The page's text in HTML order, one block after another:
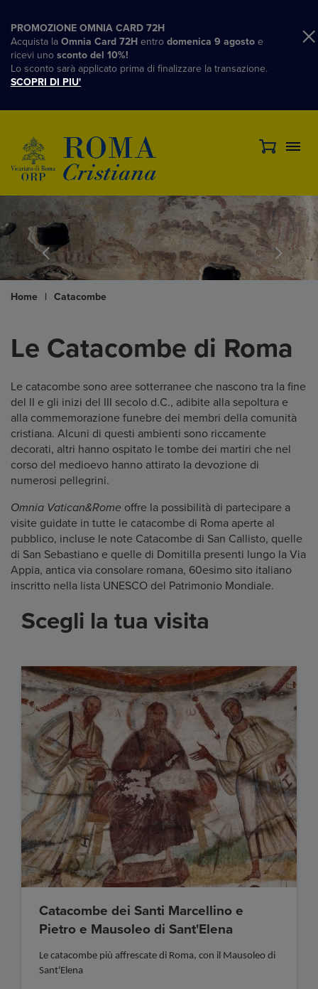
PROMOZIONE OMNIA CARD 72H
Acquista la Omnia Card 72H entro domenica 9 agosto e
ricevi uno sconto del 10%!
Lo sconto sarà applicato prima di finalizzare la transazione.
SCOPRI DI PIU'
Home | Catacombe
Le Catacombe di Roma
Le catacombe sono aree sotterranee che nascono tra la fine
del II e gli inizi del III secolo d.C., adibite alla sepoltura e
alla commemorazione funebre dei membri della comunità
cristiana. Alcuni di questi ambienti sono riccamente
decorati, altri hanno ospitato le tombe dei martiri che nel
corso del medioevo hanno attirato la devozione di
numerosi pellegrini.
Omnia Vatican&Rome offre la possibilità di partecipare a
visite guidate in tutte le catacombe di Roma aperte al
pubblico, incluse le note Catacombe di San Callisto, quelle
di San Sebastiano e quelle di Domitilla presenti lungo la Via
Appia, antica via consolare romana, 60esimo sito italiano
inscritto nella lista UNESCO del Patrimonio Mondiale.
Scegli la tua visita
Catacombe dei Santi Marcellino e
Pietro e Mausoleo di Sant'Elena
Le catacombe più affrescate di Roma, con il Mausoleo di
Sant'Elena